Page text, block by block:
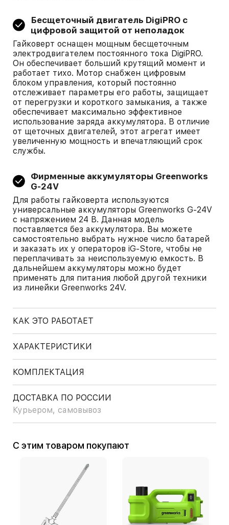
Бесщеточный двигатель DigiPRO с
цифровой защитой от неполадок
Гайковерт оснащен мощным бесщеточным
электродвигателем постоянного тока DigiPRO.
Он обеспечивает больший крутящий момент и
работает тихо. Мотор снабжен цифровым
блоком управления, который постоянно
отслеживает параметры его работы, защищает
от перегрузки и короткого замыкания, а также
обеспечивает максимально эффективное
использование заряда аккумулятора. В отличие
от щеточных двигателей, этот агрегат имеет
увеличенную мощность и впечатляющий срок
службы.
Фирменные аккумуляторы Greenworks
G-24V
Для работы гайковерта используются
универсальные аккумуляторы Greenworks G-24V
с напряжением 24 В. Данная модель
поставляется без аккумулятора. Вы можете
самостоятельно выбрать нужное число батарей
и заказать их у операторов iG-Store, чтобы не
переплачивать за неиспользуемую емкость. В
дальнейшем аккумуляторы можно будет
применять для питания любой другой техники
из линейки Greenworks 24V.
КАК ЭТО РАБОТАЕТ
ХАРАКТЕРИСТИКИ
КОМПЛЕКТАЦИЯ
ДОСТАВКА ПО РОССИИ
Курьером, самовывоз
С этим товаром покупают